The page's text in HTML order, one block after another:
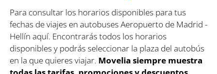
Para consultar los horarios disponibles para tus
fechas de viajes en autobuses Aeropuerto de Madrid -
Hellín aquí. Encontrarás todos los horarios
disponibles y podrás seleccionar la plaza del autobús
en la que quieres viajar. Movelia siempre muestra